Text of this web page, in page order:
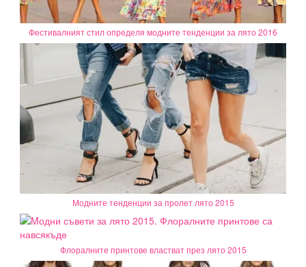
Фестивалният стил определя модните тенденции за лято 2016
Модните тенденции за пролет лято 2015
Флоралните принтове властват през лято 2015